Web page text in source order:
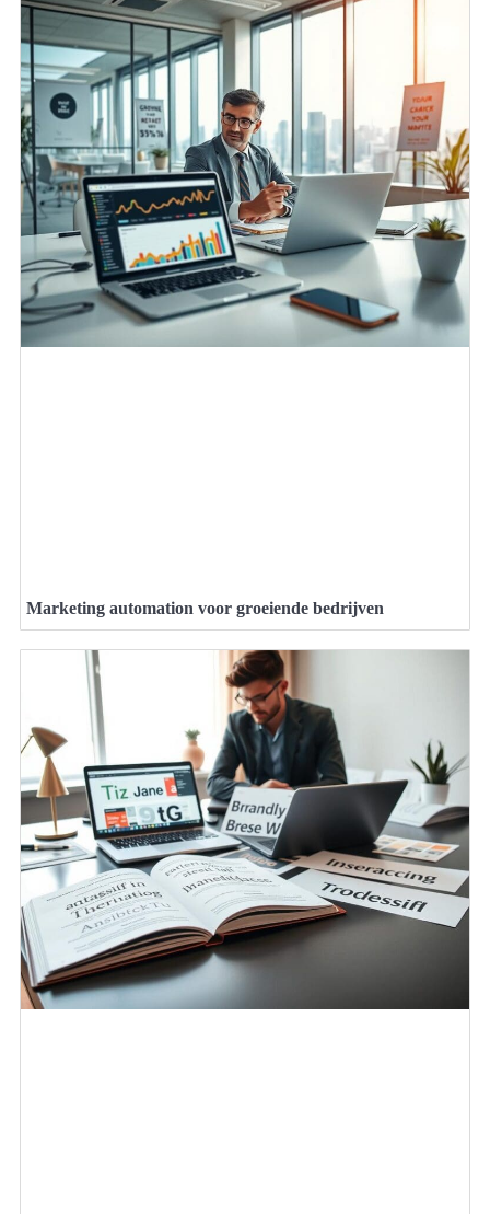
Marketing automation voor groeiende bedrijven